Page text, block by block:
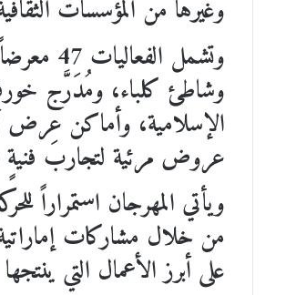
وغيرها من المؤسسات
وتشمل
وشاطئ كلباء، ومُدَرَّج
عروض مرئية لتجاربَ فنيةٍ
ويأتي المهرجان استمراراً
من خلال مشاركات إماراتية
على أبرز الأعمال التي